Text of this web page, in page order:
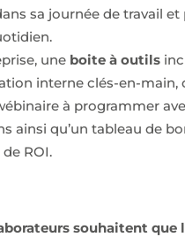
sa journée de travail et
une boite à outils
interne clés-en-main,
à programmer
ainsi qu’un tableau de
ROI.
souhaitent que